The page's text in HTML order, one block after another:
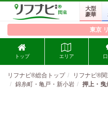
大型
豪華
東京
トップ エリア
リフナビ®総合トップ リフナビ®
錦糸町・亀戸・新小岩
押上・曳